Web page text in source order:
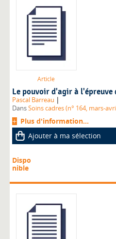
Article
Le pouvoir d'agir à l'épreuve
Pascal Barreau |
DansSoins cadres (n° 164, mars-
Plus d'information...
Ajouter à ma sélection
Dispo
nible